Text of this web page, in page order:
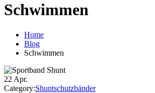
Schwimmen
Home
Blog
Schwimmen
22 Apr.
Category:Shuntschutzbänder